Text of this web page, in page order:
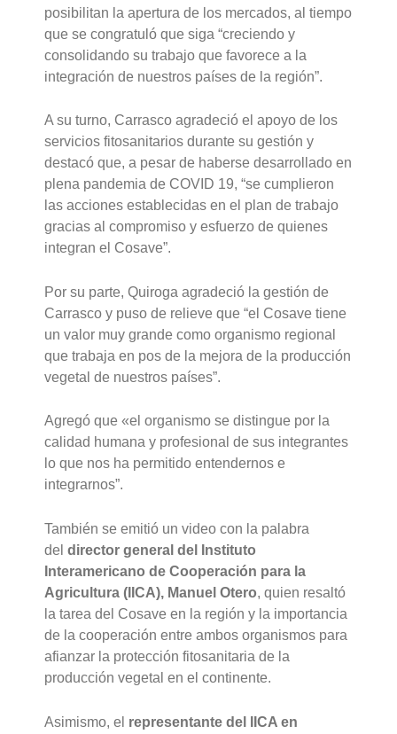
posibilitan la apertura de los mercados, al tiempo
que se congratuló que siga “creciendo y
consolidando su trabajo que favorece a la
integración de nuestros países de la región”.
A su turno, Carrasco agradeció el apoyo de los
servicios fitosanitarios durante su gestión y
destacó que, a pesar de haberse desarrollado en
plena pandemia de COVID 19, “se cumplieron
las acciones establecidas en el plan de trabajo
gracias al compromiso y esfuerzo de quienes
integran el Cosave”.
Por su parte, Quiroga agradeció la gestión de
Carrasco y puso de relieve que “el Cosave tiene
un valor muy grande como organismo regional
que trabaja en pos de la mejora de la producción
vegetal de nuestros países”.
Agregó que «el organismo se distingue por la
calidad humana y profesional de sus integrantes
lo que nos ha permitido entendernos e
integrarnos”.
También se emitió un video con la palabra
deldirector general del Instituto
Interamericano de Cooperación para la
Agricultura (IICA), Manuel Otero, quien resaltó
la tarea del Cosave en la región y la importancia
de la cooperación entre ambos organismos para
afianzar la protección fitosanitaria de la
producción vegetal en el continente.
Asimismo, el representante del IICA en